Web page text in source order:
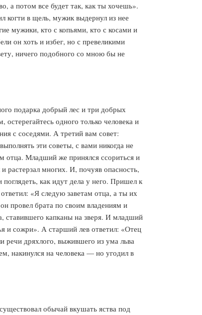
а потом все будет так, как ты хочешь».
когти в щель, мужик выдернул из нее
мужики, кто с копьями, кто с косами и
он хоть и избег, но с превеликими
ничего подобного со мною бы не
подарка добрый лес и три добрых
одного только человека и
с соседями. А третий вам совет:
эти советы, с вами никогда не
отца. Младший же принялся ссориться и
растерзал многих. И, почуяв опасность,
как идут дела у него. Пришел к
«Я следую заветам отца, а ты их
провел брата по своим владениям и
ставившего капканы на зверя. И младший
и сожри». А старший лев ответил: «Отец
речи дряхлого, выжившего из ума льва
накинулся на человека — но угодил в
обычай вкушать яства под